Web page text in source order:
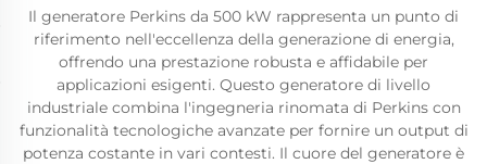
Il generatore Perkins da 500 kW rappresenta un punto di
riferimento nell'eccellenza della generazione di energia,
offrendo una prestazione robusta e affidabile per
applicazioni esigenti. Questo generatore di livello
industriale combina l'ingegneria rinomata di Perkins con
funzionalità tecnologiche avanzate per fornire un output di
potenza costante in vari contesti. Il cuore del generatore è